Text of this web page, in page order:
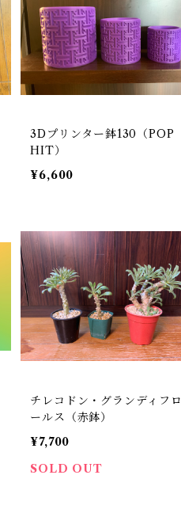
3Dプリンター鉢130（POP
HIT）
¥6,600
チレコドン・グランディフロ
ールス（赤鉢）
¥7,700
SOLD OUT